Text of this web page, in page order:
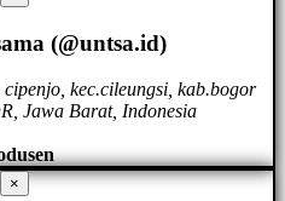
(@untsa.id)
kec.cileungsi, kab.bogor
Jawa Barat, Indonesia
×